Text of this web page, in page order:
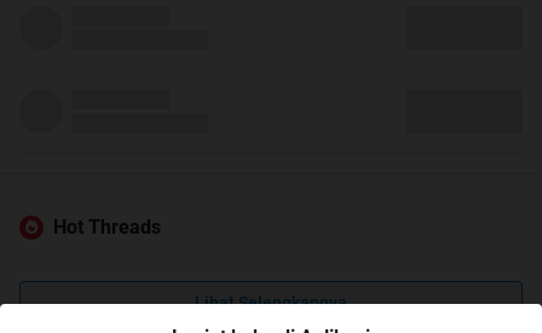
Hot Threads
Lihat Selengkapnya